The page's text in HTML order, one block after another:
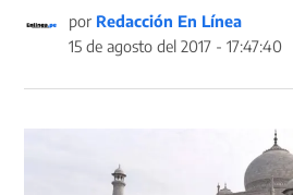
por Redacción En Línea
15 de agosto del 2017 - 17:47:40